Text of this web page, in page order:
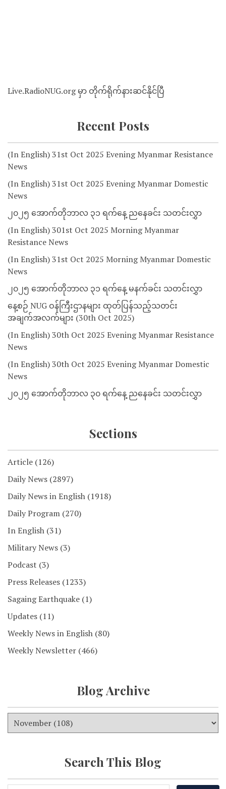
Live.RadioNUG.org မှာ တိုက်ရိုက်နားဆင်နိုင်ပြီ
Recent Posts
(In English) 31st Oct 2025 Evening Myanmar Resistance
News
(In English) 31st Oct 2025 Evening Myanmar Domestic
News
၂၀၂၅ အောက်တိုဘာလ ၃၁ ရက်နေ့ ညနေခင်း သတင်းလွှာ
(In English) 301st Oct 2025 Morning Myanmar
Resistance News
(In English) 31st Oct 2025 Morning Myanmar Domestic
News
၂၀၂၅ အောက်တိုဘာလ ၃၁ ရက်နေ့ မနက်ခင်း သတင်းလွှာ
နေ့စဉ် NUG ဝန်ကြီးဌာနများ ထုတ်ပြန်သည့်သတင်း
အချက်အလက်များ (30th Oct 2025)
(In English) 30th Oct 2025 Evening Myanmar Resistance
News
(In English) 30th Oct 2025 Evening Myanmar Domestic
News
၂၀၂၅ အောက်တိုဘာလ ၃၀ ရက်နေ့ ညနေခင်း သတင်းလွှာ
Sections
Article (126)
Daily News (2897)
Daily News in English (1918)
Daily Program (270)
In English (31)
Military News (3)
Podcast (3)
Press Releases (1233)
Sagaing Earthquake (1)
Updates (11)
Weekly News in English (80)
Weekly Newsletter (466)
Blog Archive
Search This Blog